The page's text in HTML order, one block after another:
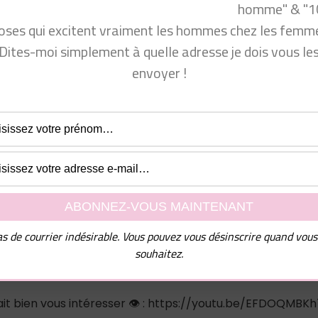
les hommes. Comprendre les hommes, vérité sur
masculine, psychologie des hommes, comprendre les
livre pour comprendre les hommes, être dans la
!
groups/communautecyprine/
formation-coaching-seduction/
suivre sur mes autres réseaux sociaux (il y a du contenu
de-fabrice-julien/
bien vous intéresser 👁 : https://youtu.be/
homme" &
qui excitent vraiment les hommes chez les
Dites-moi simplement à quelle adresse je dois vous
envoyer !
de courrier indésirable. Vous pouvez vous désinscrire quand
souhaitez.